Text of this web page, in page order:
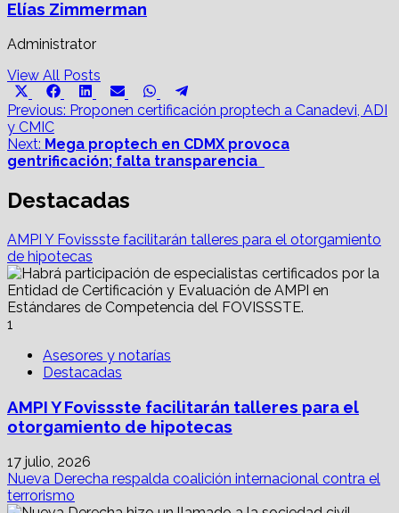
Elías Zimmerman
Administrator
View All Posts
Share
on
(Twitter)
Share
on
Facebook
Share
on
LinkedIn
Share
on
Email
Share
on
WhatsApp
on
Post
navigation
Previous: Proponen certificación proptech a Canadevi, ADI
y CMIC
Next: Mega proptech en CDMX provoca
gentrificación; falta transparencia
Destacadas
AMPI Y Fovissste facilitarán talleres para el otorgamiento
de hipotecas
1
Asesores y notarías
Destacadas
AMPI Y Fovissste facilitarán talleres para el
otorgamiento de hipotecas
17 julio, 2026
Nueva Derecha respalda coalición internacional contra el
terrorismo